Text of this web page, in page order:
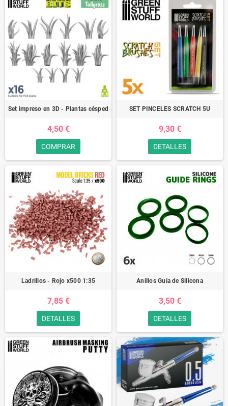
Set impreso en 3D - Plantas césped
4,50 €
COMPRAR
SET PINCELES SCRATCH 5U
9,30 €
DETALLES
Ladrillos - Rojo x500 1:35
7,85 €
DETALLES
Anillos Guía de Silicona
3,50 €
DETALLES